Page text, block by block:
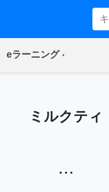
eラーニング(current)
ミルクティ
...